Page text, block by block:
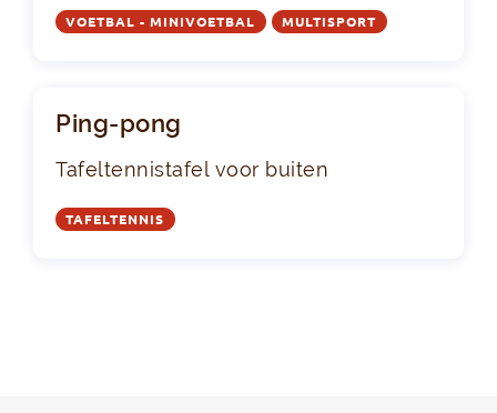
VOETBAL - MINIVOETBAL MULTISPORT
Ping-pong
Tafeltennistafel voor buiten
TAFELTENNIS